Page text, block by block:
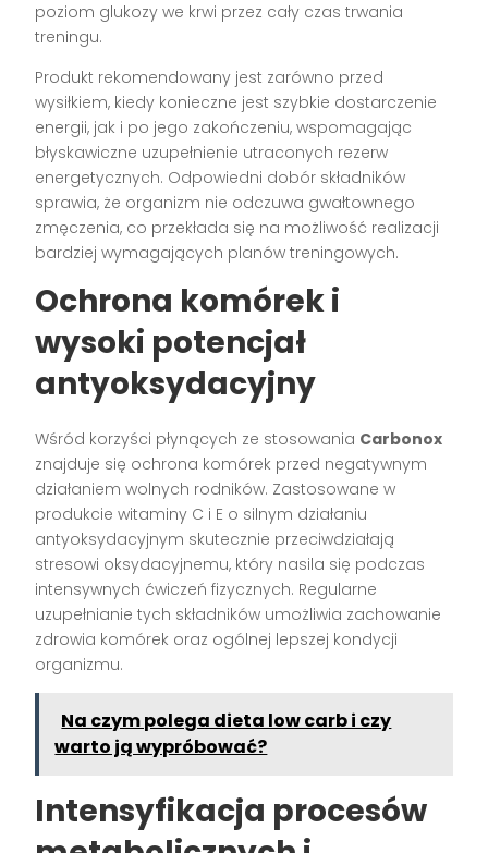
poziom glukozy we krwi przez cały czas trwania
treningu.
Produkt rekomendowany jest zarówno przed
wysiłkiem, kiedy konieczne jest szybkie dostarczenie
energii, jak i po jego zakończeniu, wspomagając
błyskawiczne uzupełnienie utraconych rezerw
energetycznych. Odpowiedni dobór składników
sprawia, że organizm nie odczuwa gwałtownego
zmęczenia, co przekłada się na możliwość realizacji
bardziej wymagających planów treningowych.
Ochrona komórek i
wysoki potencjał
antyoksydacyjny
Wśród korzyści płynących ze stosowania Carbonox
znajduje się ochrona komórek przed negatywnym
działaniem wolnych rodników. Zastosowane w
produkcie witaminy C i E o silnym działaniu
antyoksydacyjnym skutecznie przeciwdziałają
stresowi oksydacyjnemu, który nasila się podczas
intensywnych ćwiczeń fizycznych. Regularne
uzupełnianie tych składników umożliwia zachowanie
zdrowia komórek oraz ogólnej lepszej kondycji
organizmu.
Na czym polega dieta low carb i czy
warto ją wypróbować?
Intensyfikacja procesów